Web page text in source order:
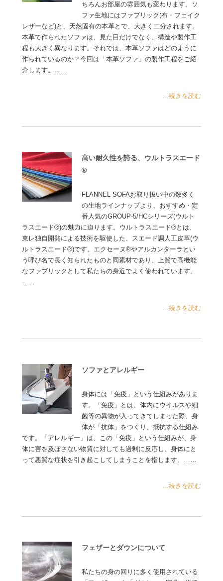
ちろんお部屋の雰囲気も変わります。ソ
ファ生地にはファブリック(布・フェイク
レザーなど)と、天然固有の本革とで、大きく二分されます。
本革で作られたソファは、見た目だけでなく、構造や製作工
程も大きく異なります。それでは、本革ソファはどのように
作られているのか？今回は「本革ソファ」の製作工程をご紹
介します。……
...続きを読む
高い耐久性を誇る、ウルトラスエード
®
FLANNEL SOFAお取り扱い中の数多く
の生地ラインナップより、おすすめ・定
番人気のGROUP-5/HCシリーズ(ウルト
ラスエード®)の魅力に迫ります。ウルトラスエード®とは、
東レ独自開発による技術を駆使した、スエード調人工皮革(ウ
ルトラスエード®)です。エクセーヌ®やアルカンターラとい
う呼び名で長く知られたものと同素材であり、上質で高機能
なファブリックとして私たちの身近でよく使われています。
……
...続きを読む
ソファとアレルギー
身体には「免疫」という仕組みがありま
す。「免疫」とは、体内にウイルスや細
菌等の異物が入ってきてしまった際、身
体が「抗体」をつくり、抵抗する仕組み
です。「アレルギー」は、この「免疫」という仕組みが、身
体に害を及ぼさない物質に対しても過剰に反応し、身体にと
って悪質な症状を引き起こしてしまうことを指します。……
...続きを読む
フェザーとダウンについて
私たちの身の回りに多く使用されている